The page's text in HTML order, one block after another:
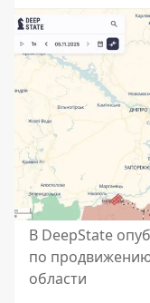
В DeepState
по
области